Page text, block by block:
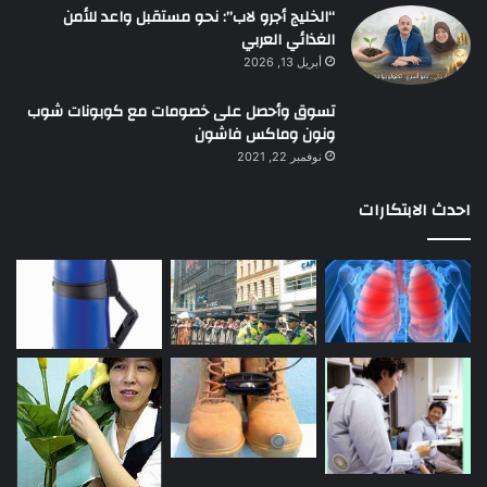
“الخليج أجرو لاب”: نحو مستقبل واعد للأمن
الغذائي العربي
أبريل 13, 2026
تسوق وأحصل على خصومات مع كوبونات شوب
ونون وماكس فاشون
نوفمبر 22, 2021
احدث الابتكارات